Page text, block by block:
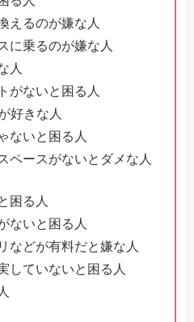
えるのが嫌な人
に乗るのが嫌な人
人
がないと困る人
好きな人
ないと困る人
ペースがないとダメな人
困る人
ないと困る人
などが有料だと嫌な人
していないと困る人